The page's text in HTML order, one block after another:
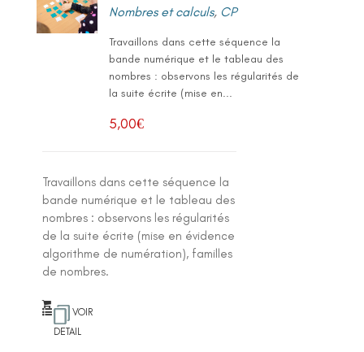
Nombres et calculs, CP
Travaillons dans cette séquence la
bande numérique et le tableau des
nombres : observons les régularités de
la suite écrite (mise en...
5,00€
Travaillons dans cette séquence la
bande numérique et le tableau des
nombres : observons les régularités
de la suite écrite (mise en évidence
algorithme de numération), familles
de nombres.
VOIR
DETAIL